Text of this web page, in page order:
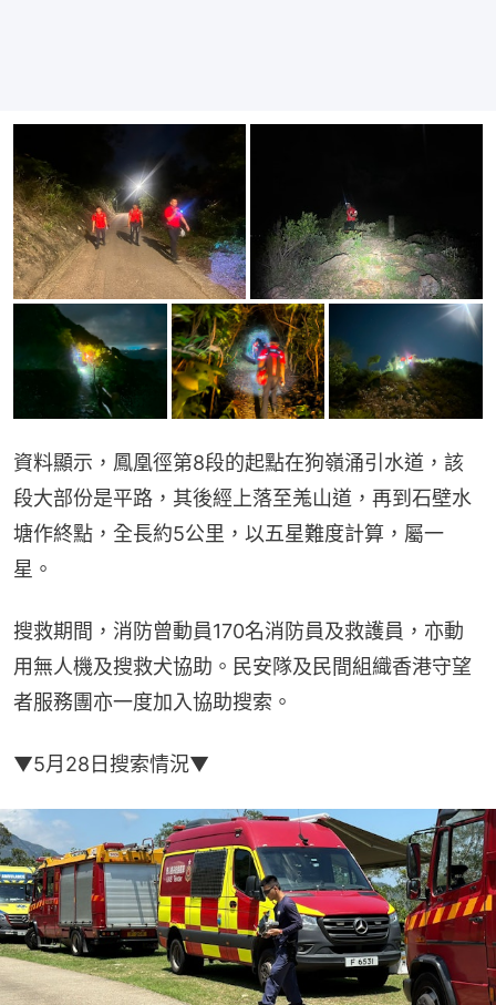
資料顯示，鳳凰徑第8段的起點在狗嶺涌引水道，該
段大部份是平路，其後經上落至羗山道，再到石壁水
塘作終點，全長約5公里，以五星難度計算，屬一
星。
搜救期間，消防曾動員170名消防員及救護員，亦動
用無人機及搜救犬協助。民安隊及民間組織香港守望
者服務團亦一度加入協助搜索。
▼5月28日搜索情況▼